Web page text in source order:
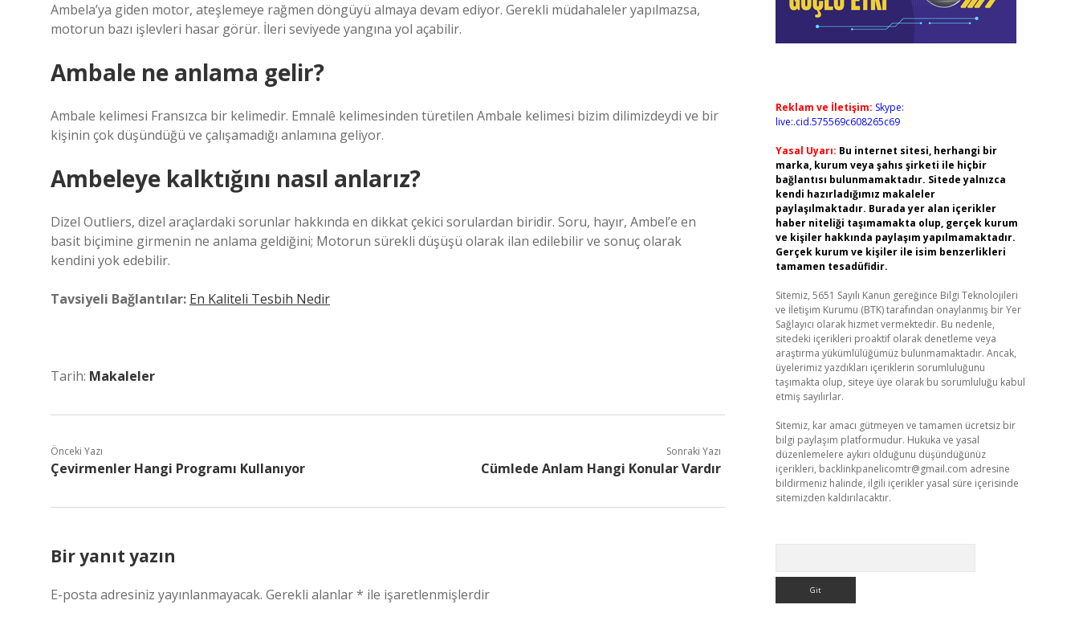
Ambela’ya giden motor, ateşlemeye rağmen döngüyü almaya devam ediyor. Gerekli müdahaleler yapılmazsa,
motorun bazı işlevleri hasar görür. İleri seviyede yangına yol açabilir.
Ambale ne anlama gelir?
Ambale kelimesi Fransızca bir kelimedir. Emnalê kelimesinden türetilen Ambale kelimesi bizim dilimizdeydi ve bir
kişinin çok düşündüğü ve çalışamadığı anlamına geliyor.
Ambeleye kalktığını nasıl anlarız?
Dizel Outliers, dizel araçlardaki sorunlar hakkında en dikkat çekici sorulardan biridir. Soru, hayır, Ambel’e en
basit biçimine girmenin ne anlama geldiğini; Motorun sürekli düşüşü olarak ilan edilebilir ve sonuç olarak
kendini yok edebilir.
Tavsiyeli Bağlantılar: En Kaliteli Tesbih Nedir
Tarih: Makaleler
Önceki Yazı
Çevirmenler Hangi Programı Kullanıyor
Sonraki Yazı
Cümlede Anlam Hangi Konular Vardır
Bir yanıt yazın
E-posta adresiniz yayınlanmayacak. Gerekli alanlar* ile işaretlenmişlerdir
Reklam ve İletişim: Skype:
live:.cid.575569c608265c69
Yasal Uyarı: Bu internet sitesi, herhangi bir
marka, kurum veya şahıs şirketi ile hiçbir
bağlantısı bulunmamaktadır. Sitede yalnızca
kendi hazırladığımız makaleler
paylaşılmaktadır. Burada yer alan içerikler
haber niteliği taşımamakta olup, gerçek kurum
ve kişiler hakkında paylaşım yapılmamaktadır.
Gerçek kurum ve kişiler ile isim benzerlikleri
tamamen tesadüfidir.
Sitemiz, 5651 Sayılı Kanun gereğince Bilgi Teknolojileri
ve İletişim Kurumu (BTK) tarafından onaylanmış bir Yer
Sağlayıcı olarak hizmet vermektedir. Bu nedenle,
sitedeki içerikleri proaktif olarak denetleme veya
araştırma yükümlülüğümüz bulunmamaktadır. Ancak,
üyelerimiz yazdıkları içeriklerin sorumluluğunu
taşımakta olup, siteye üye olarak bu sorumluluğu kabul
etmiş sayılırlar.
Sitemiz, kar amacı gütmeyen ve tamamen ücretsiz bir
bilgi paylaşım platformudur. Hukuka ve yasal
düzenlemelere aykırı olduğunu düşündüğünüz
içerikleri, backlinkpanelicomtr@gmail.com adresine
bildirmeniz halinde, ilgili içerikler yasal süre içerisinde
sitemizden kaldırılacaktır.